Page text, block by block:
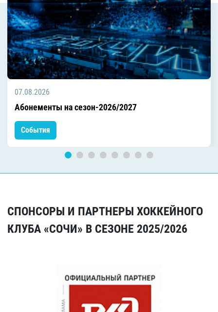
07.08.2026
Абонементы на сезон-2026/2027
События
СПОНСОРЫ И ПАРТНЕРЫ ХОККЕЙНОГО
КЛУБА «СОЧИ» В СЕЗОНЕ 2025/2026